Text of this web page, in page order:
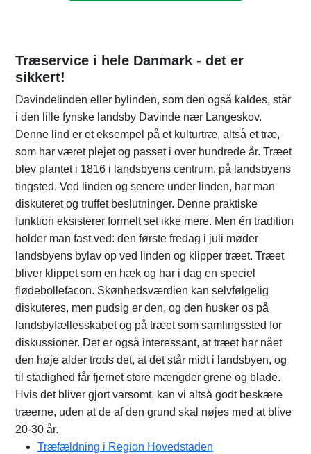
Træservice i hele Danmark - det er
sikkert!
Davindelinden eller bylinden, som den også kaldes, står
i den lille fynske landsby Davinde nær Langeskov.
Denne lind er et eksempel på et kulturtræ, altså et træ,
som har været plejet og passet i over hundrede år. Træet
blev plantet i 1816 i landsbyens centrum, på landsbyens
tingsted. Ved linden og senere under linden, har man
diskuteret og truffet beslutninger. Denne praktiske
funktion eksisterer formelt set ikke mere. Men én tradition
holder man fast ved: den første fredag i juli møder
landsbyens bylav op ved linden og klipper træet. Træet
bliver klippet som en hæk og har i dag en speciel
flødebollefacon. Skønhedsværdien kan selvfølgelig
diskuteres, men pudsig er den, og den husker os på
landsbyfællesskabet og på træet som samlingssted for
diskussioner. Det er også interessant, at træet har nået
den høje alder trods det, at det står midt i landsbyen, og
til stadighed får fjernet store mængder grene og blade.
Hvis det bliver gjort varsomt, kan vi altså godt beskære
træerne, uden at de af den grund skal nøjes med at blive
20-30 år.
Træfældning i Region Hovedstaden